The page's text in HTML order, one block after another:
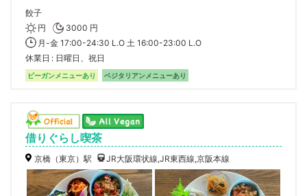
餃子
円
3000 円
月-金 17:00-24:30 L.O 土 16:00-23:00 L.O
休業日
日曜日、祝日
ビーガンメニューあり ベジタリアンメニューあり
借りぐらし喫茶
京橋（東京）駅 JR大阪環状線,JR東西線,京阪本線